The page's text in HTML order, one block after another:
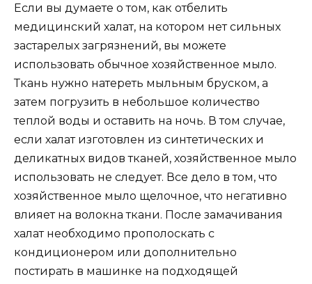
Если вы думаете о том, как отбелить
медицинский халат, на котором нет сильных
застарелых загрязнений, вы можете
использовать обычное хозяйственное мыло.
Ткань нужно натереть мыльным бруском, а
затем погрузить в небольшое количество
теплой воды и оставить на ночь. В том случае,
если халат изготовлен из синтетических и
деликатных видов тканей, хозяйственное мыло
использовать не следует. Все дело в том, что
хозяйственное мыло щелочное, что негативно
влияет на волокна ткани. После замачивания
халат необходимо прополоскать с
кондиционером или дополнительно
постирать в машинке на подходящей